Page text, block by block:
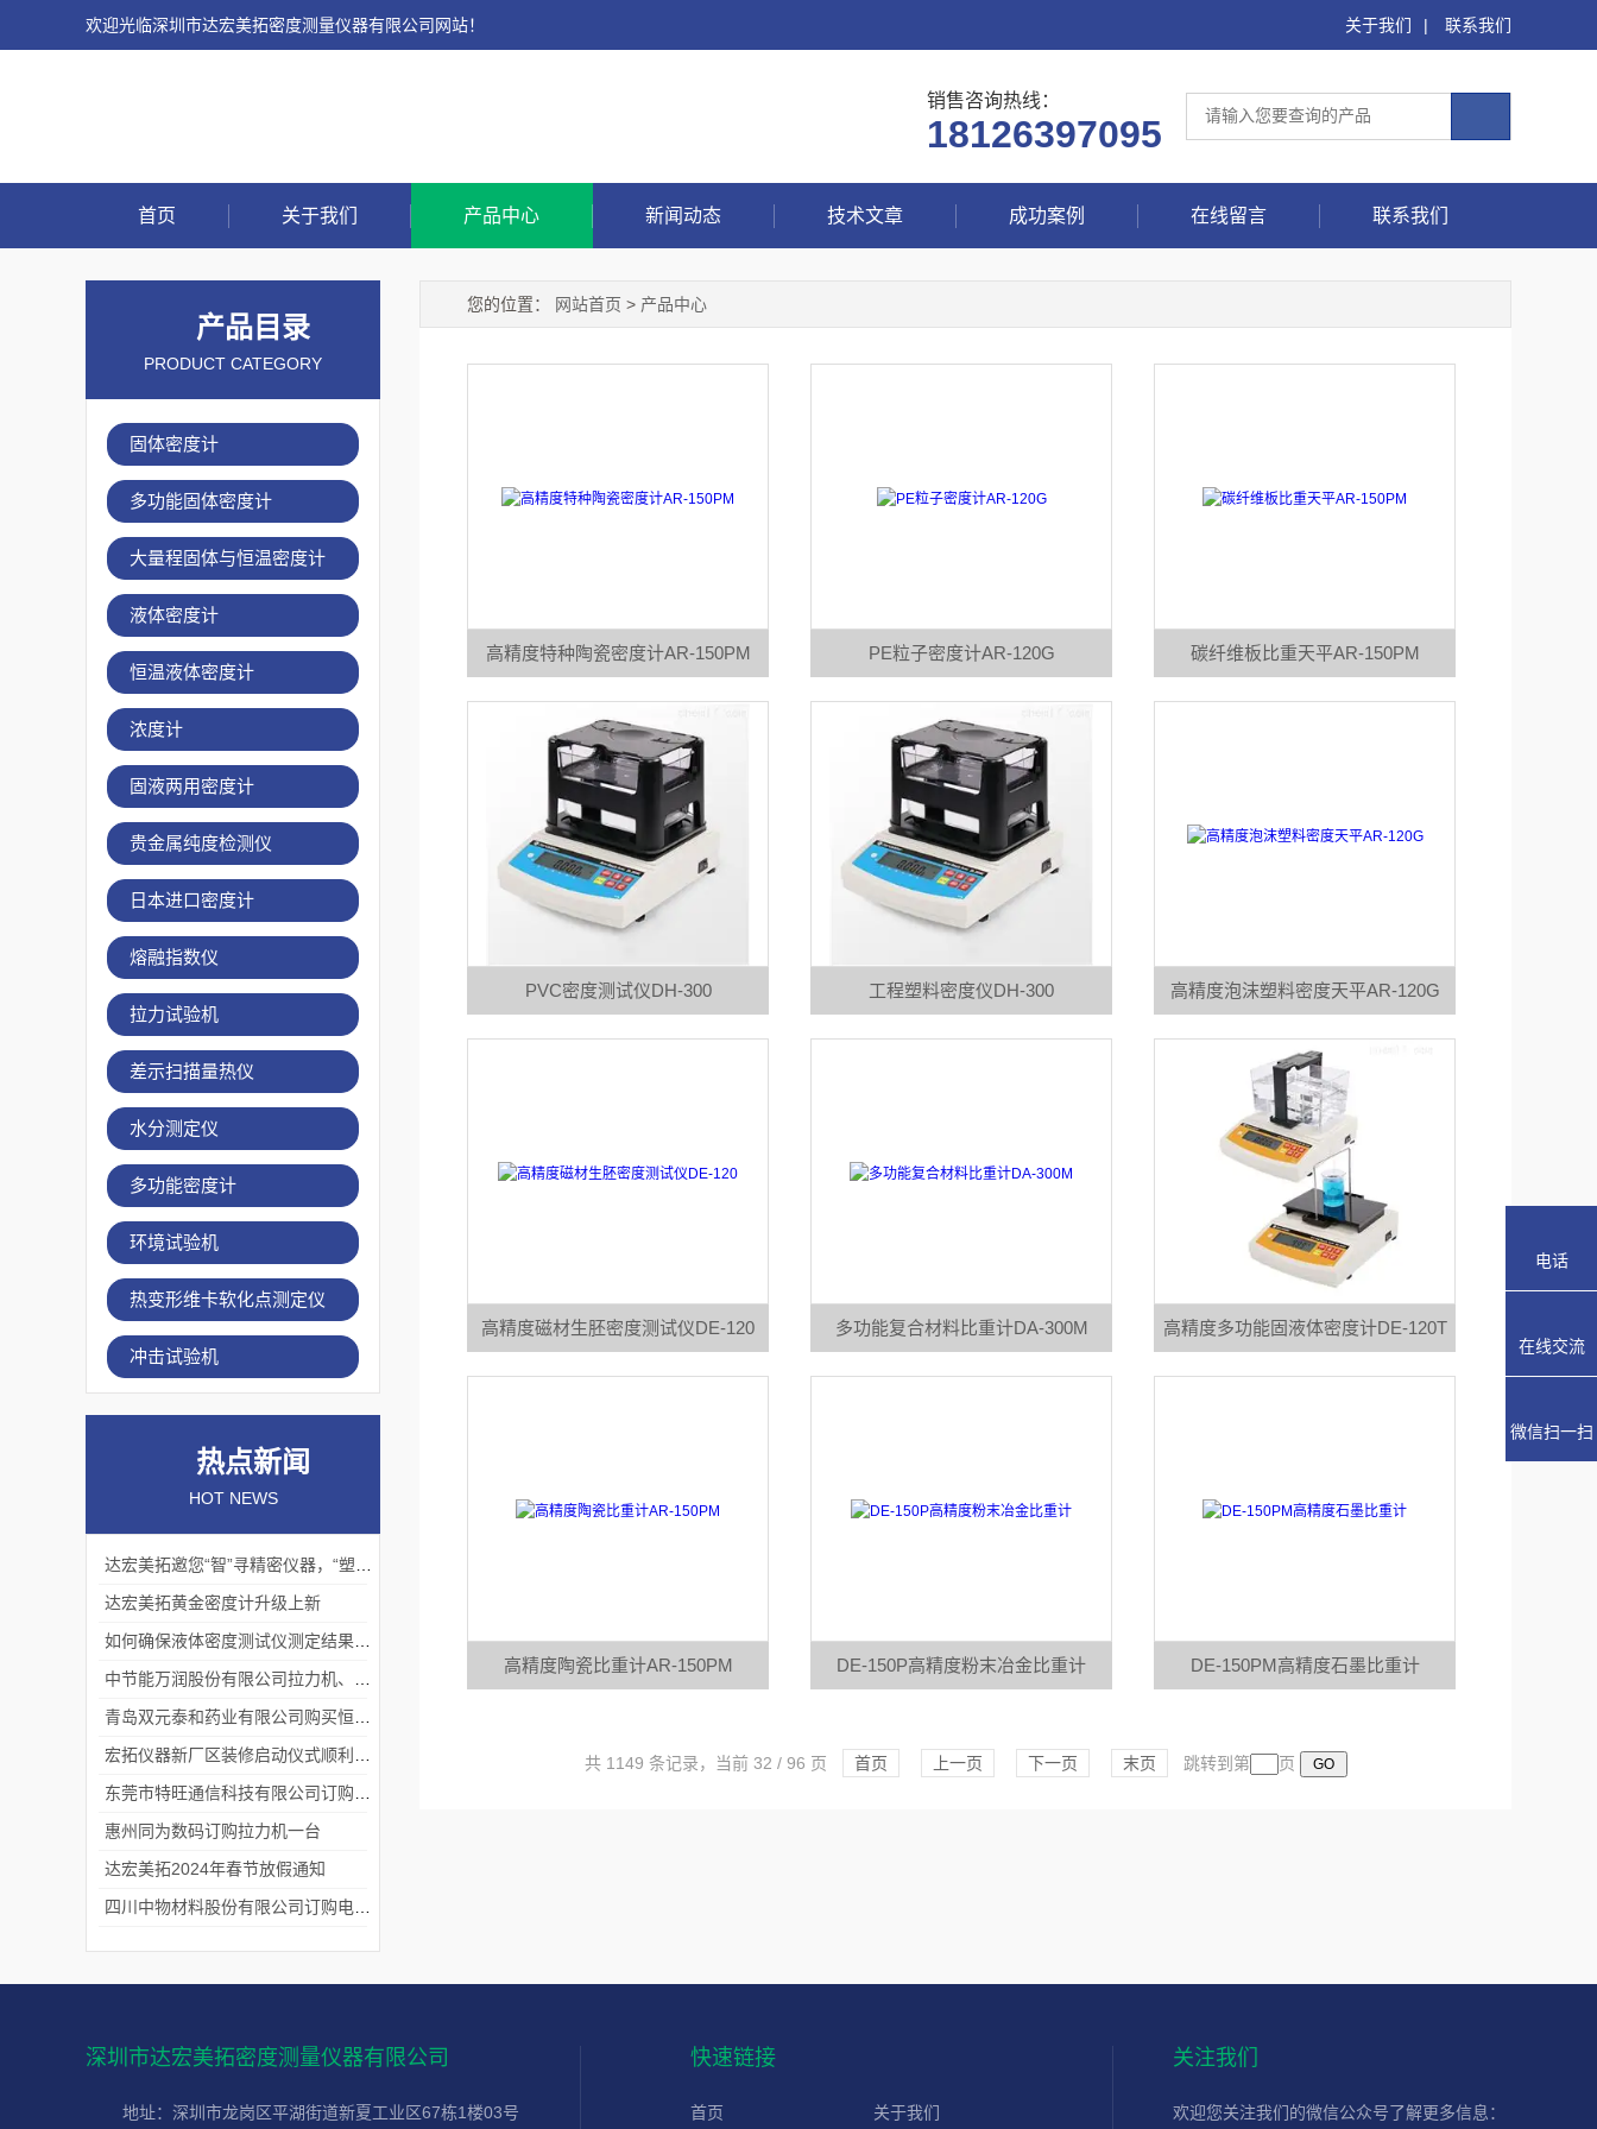
欢迎光临深圳市达宏美拓密度测量仪器有限公司网站！ 关于我们 | 联系我们
销售咨询热线：
18126397095
首页 关于我们 产品中心 新闻动态 技术文章 成功案例 在线留言 联系我们
产品目录
PRODUCT CATEGORY
固体密度计
多功能固体密度计
大量程固体与恒温密度计
液体密度计
恒温液体密度计
浓度计
固液两用密度计
贵金属纯度检测仪
日本进口密度计
熔融指数仪
拉力试验机
差示扫描量热仪
水分测定仪
多功能密度计
环境试验机
热变形维卡软化点测定仪
冲击试验机
热点新闻
HOT NEWS
达宏美拓黄金密度计升级上新
惠州同为数码订购拉力机一台
达宏美拓2024年春节放假通知
您的位置： 网站首页 > 产品中心
高精度特种陶瓷密度计AR-150PM PE粒子密度计AR-120G 碳纤维板比重天平AR-150PM
PVC密度测试仪DH-300 工程塑料密度仪DH-300 高精度泡沫塑料密度天平AR-120G
高精度磁材生胚密度测试仪DE-120 多功能复合材料比重计DA-300M 高精度多功能固液体密度计DE-120T
高精度陶瓷比重计AR-150PM DE-150P高精度粉末冶金比重计 DE-150PM高精度石墨比重计
共 1149 条记录，当前 32 / 96 页 首页 上一页 下一页 末页 跳转到第 页
深圳市达宏美拓密度测量仪器有限公司
地址：深圳市龙岗区平湖街道新夏工业区67栋1楼03号
快速链接
首页 关于我们
关注我们
欢迎您关注我们的微信公众号了解更多信息：
电话
在线交流
微信扫一扫